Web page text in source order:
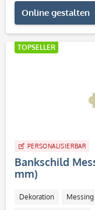
Online gestalten
TOPSELLER
PERSONALISIERBAR
Bankschild
mm)
Dekoration Messing